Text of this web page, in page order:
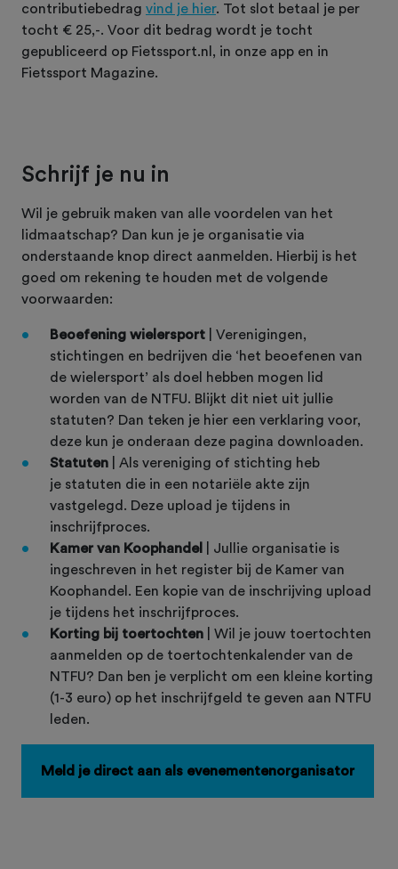
contributiebedrag vind je hier. Tot slot betaal je per
tocht € 25,-. Voor dit bedrag wordt je tocht
gepubliceerd op Fietssport.nl, in onze app en in
Fietssport Magazine.
Schrijf je nu in
Wil je gebruik maken van alle voordelen van het
lidmaatschap? Dan kun je je organisatie via
onderstaande knop direct aanmelden. Hierbij is het
goed om rekening te houden met de volgende
voorwaarden:
Beoefening wielersport | Verenigingen,
stichtingen en bedrijven die ‘het beoefenen van
de wielersport’ als doel hebben mogen lid
worden van de NTFU. Blijkt dit niet uit jullie
statuten? Dan teken je hier een verklaring voor,
deze kun je onderaan deze pagina downloaden.
Statuten | Als vereniging of stichting heb
je statuten die in een notariële akte zijn
vastgelegd. Deze upload je tijdens in
inschrijfproces.
Kamer van Koophandel
| Jullie organisatie is
ingeschreven in het register bij de Kamer van
Koophandel. Een kopie van de inschrijving upload
je tijdens het inschrijfproces.
Korting bij toertochten | Wil je jouw toertochten
aanmelden op de toertochtenkalender van de
NTFU? Dan ben je verplicht om een kleine korting
(1-3 euro) op het inschrijfgeld te geven aan NTFU
leden.
Meld je direct aan als evenementenorganisator